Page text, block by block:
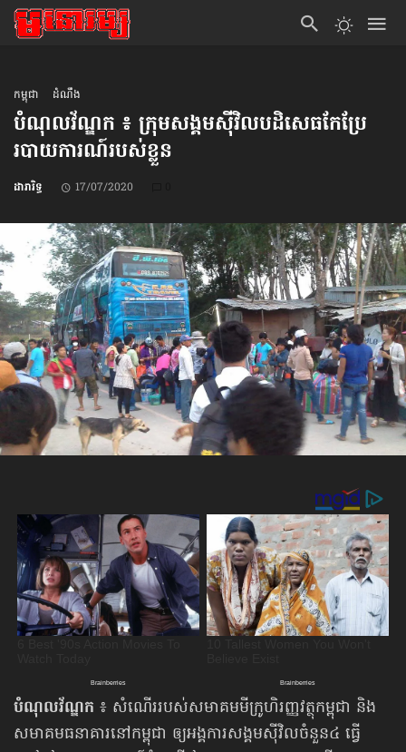
កម្ពុជា ដំណឹង
បំណុល​វ័ណ្ឌក ៖ ក្រុមសង្គមស៊ីវិល​បដិសេធកែ​ប្រែ​
របាយការណ៍​របស់ខ្លួន
ដារារិទ្ធ 17/07/2020
បំណុល​វ័ណ្ឌក ៖ សំណើររបស់សមាគម​មីក្រូហិរញ្ញវត្ថុ​កម្ពុជា និង​
សមាគម​ធនាគារ​នៅ​កម្ពុជា ឲ្យអង្គការ​សង្គមស៊ីវិលចំនួន៤ ធ្វើ